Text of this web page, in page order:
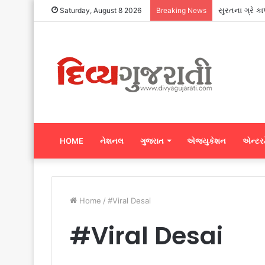
Saturday, August 8 2026 Breaking News સુરતના ગ્રે
HOME નેશનલ ગુજરાત એજ્યુકેશન
Home / #Viral Desai
#Viral Desai